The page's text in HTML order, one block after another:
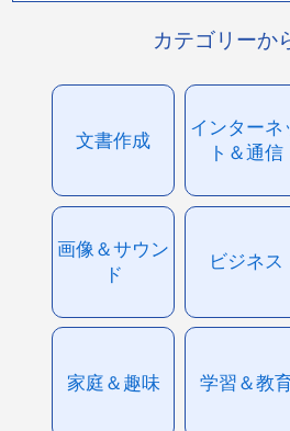
カテゴリーか
文書作成
インターネ
ト＆通信
画像＆サウン
ド
ビジネス
家庭＆趣味 学習＆教